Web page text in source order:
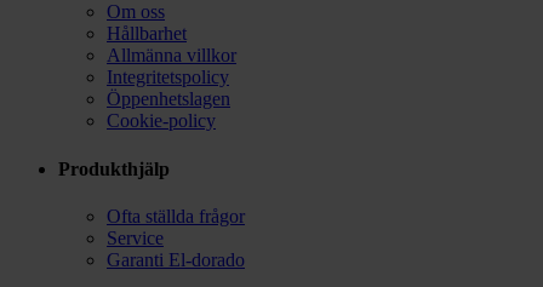
Om oss
Hållbarhet
Allmänna villkor
Integritetspolicy
Öppenhetslagen
Cookie-policy
Produkthjälp
Ofta ställda frågor
Service
Garanti El-dorado